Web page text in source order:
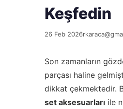
Keşfedin
26 Feb 2026
Son zamanların
parçası haline
dikkat çekmektedir.
set aksesuarları ile